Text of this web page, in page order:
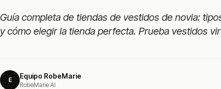
Guía completa de tiendas de vestidos de novia:
y cómo elegir la tienda perfecta. Prueba vestidos
E Equipo RobeMarie
RobeMarie AI